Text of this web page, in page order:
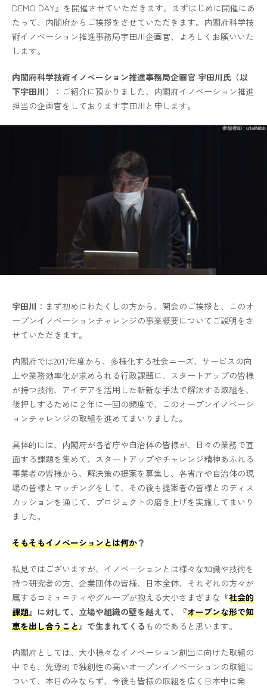
DEMO DAY』を開催させていただきます。まずはじめに開催にあ
たって、内閣府からご挨拶をさせていただきます。内閣府科学技
術イノベーション推進事務局宇田川企画官、よろしくお願いいた
します。
内閣府科学技術イノベーション推進事務局企画官 宇田川氏（以
下宇田川）
：ご紹介に預かりました、内閣府イノベーション推進
担当の企画官をしております宇田川と申します。
宇田川 ：まず初めにわたくしの方から、開会のご挨拶と、このオ
ープンイノベーションチャレンジの事業概要についてご説明をさ
せていただきます。
内閣府では2017年度から、多様化する社会ニーズ、サービスの向
上や業務効率化が求められる行政課題に、スタートアップの皆様
が持つ技術、アイデアを活用した斬新な手法で解決する取組を、
後押しするために２年に一回の頻度で、このオープンイノベーシ
ョンチャレンジの取組を進めてまいりました。
具体的には、内閣府が各省庁や自治体の皆様が、日々の業務で直
面する課題を集めて、スタートアップやチャレンジ精神あふれる
事業者の皆様から、解決策の提案を募集し、各省庁や自治体の現
場の皆様とマッチングをして、その後も提案者の皆様とのディス
カッションを通じて、プロジェクトの磨き上げを実施してまいり
ました。
そもそもイノベーションとは何か？
私見ではございますが、イノベーションとは様々な知識や技術を
持つ研究者の方、企業団体の皆様、日本全体、それぞれの方々が
属するコミュニティやグループが抱える大小さまざまな 『社会的
課題』に対して、立場や組織の壁を越えて、『オープンな形で知
恵を出し合うこと』で生まれてくる ものであると思います。
内閣府としては、大小様々なイノベーション創出に向けた取組の
中でも、先導的で独創性の高いオープンイノベーションの取組に
ついて、本日のみならず、今後も皆様の取組を広く日本中に発